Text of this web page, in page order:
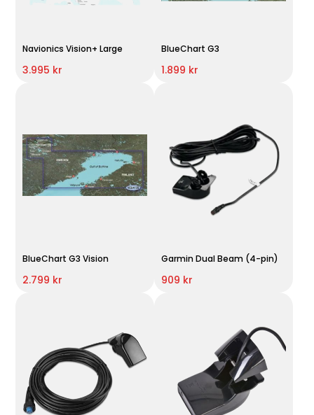
Navionics Vision+ Large
3.995 kr
BlueChart G3
1.899 kr
BlueChart G3 Vision
2.799 kr
Garmin Dual Beam (4-pin)
909 kr